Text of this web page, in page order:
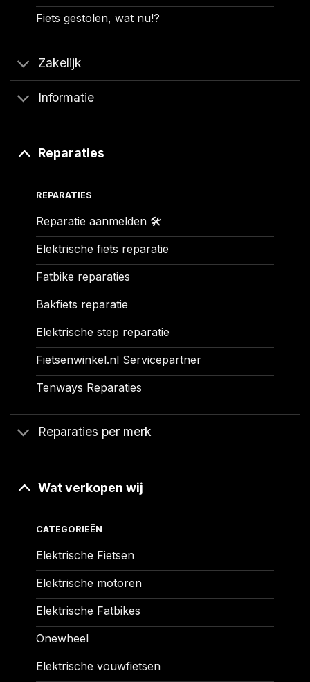
Fiets gestolen, wat nu!?
Zakelijk
Informatie
Reparaties
REPARATIES
Reparatie aanmelden 🛠️
Elektrische fiets reparatie
Fatbike reparaties
Bakfiets reparatie
Elektrische step reparatie
Fietsenwinkel.nl Servicepartner
Tenways Reparaties
Reparaties per merk
Wat verkopen wij
CATEGORIEËN
Elektrische Fietsen
Elektrische motoren
Elektrische Fatbikes
Onewheel
Elektrische vouwfietsen